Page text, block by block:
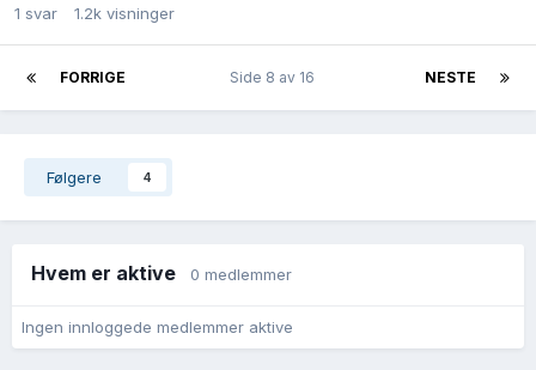
1 svar 1.2k visninger
FORRIGE NESTE
Side 8 av 16
Følgere 4
Hvem er aktive 0 medlemmer
Ingen innloggede medlemmer aktive